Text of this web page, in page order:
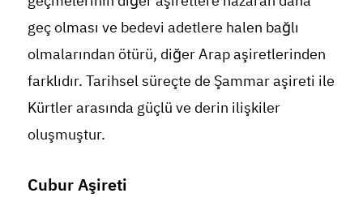
geç olması ve bedevi adetlere halen bağlı
olmalarından ötürü, diğer Arap aşiretlerinden
farklıdır. Tarihsel süreçte de Şammar aşireti ile
Kürtler arasında güçlü ve derin ilişkiler
oluşmuştur.
Cubur Aşireti